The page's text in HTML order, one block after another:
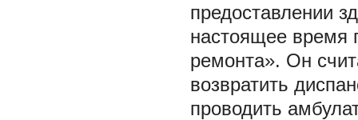
предоставлении
настоящее время
ремонта». Он
возвратить
проводить